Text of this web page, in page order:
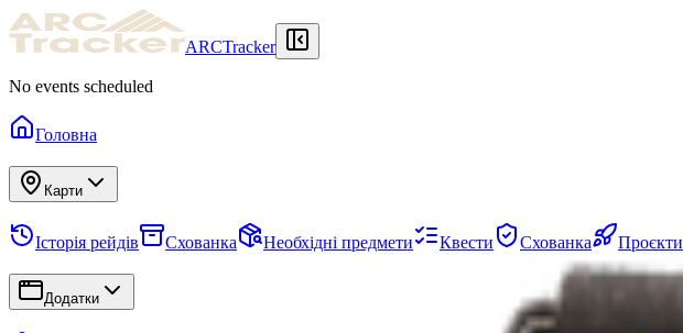
ARCTracker
No events scheduled
Головна
Карти
Історія рейдів Схованка Необхідні предмети Квести Схованка Проєкти
Додатки